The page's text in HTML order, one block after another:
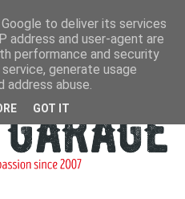
to deliver its services
address and user-agent are
performance and security
generate usage
abuse.
GOT IT